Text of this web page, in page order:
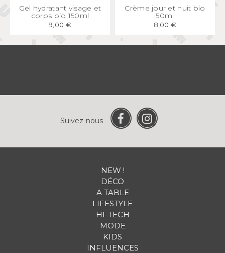
APERÇU RAPIDE
Gel hydratant visage et
corps bio 150ml
9,00 €
APERÇU RAPIDE
Crème jour et nuit bio
50ml
8,00 €
Suivez-nous
NEW !
DÉCO
A TABLE
LIFESTYLE
HI-TECH
MODE
KIDS
INFLUENCES